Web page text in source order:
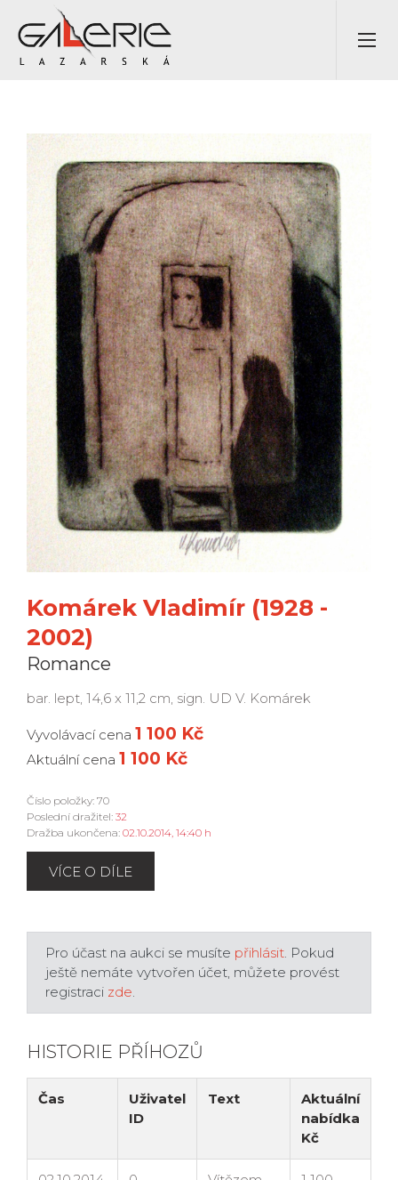
Komárek Vladimír (1928 -
2002)
Romance
bar. lept, 14,6 x 11,2 cm, sign. UD V. Komárek
Vyvolávací cena 1 100 Kč
Aktuální cena 1 100 Kč
Číslo položky: 70
Poslední dražitel: 32
Dražba ukončena: 02.10.2014, 14:40 h
VÍCE O DÍLE
Pro účast na aukci se musíte přihlásit. Pokud
ještě nemáte vytvořen účet, můžete provést
registraci zde.
HISTORIE PŘÍHOZŮ